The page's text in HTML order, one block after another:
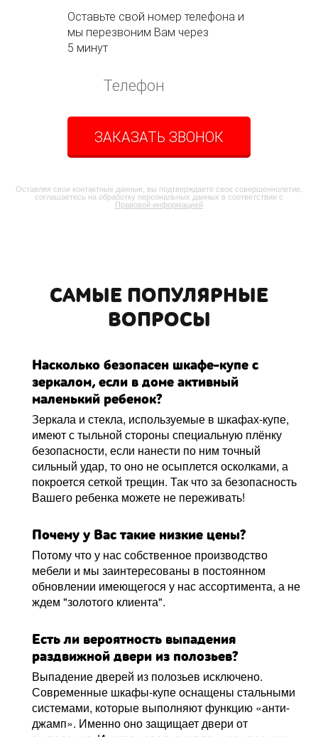
Оставьте свой номер телефона и
мы перезвоним Вам через
5 минут
ЗАКАЗАТЬ ЗВОНОК
Оставляя свои контактные данные, вы подтверждаете свое совершеннолетие,
соглашаетесь на обработку персональных данных в соответствии с
Правовой информацией
САМЫЕ ПОПУЛЯРНЫЕ
ВОПРОСЫ
Насколько безопасен шкафе-купе с
зеркалом, если в доме активный
маленький ребенок?
Зеркала и стекла, используемые в шкафах-купе,
имеют с тыльной стороны специальную плёнку
безопасности, если нанести по ним точный
сильный удар, то оно не осыплется осколками, а
покроется сеткой трещин. Так что за безопасность
Вашего ребенка можете не переживать!
Почему у Вас такие низкие цены?
Потому что у нас собственное производство
мебели и мы заинтересованы в постоянном
обновлении имеющегося у нас ассортимента, а не
ждем "золотого клиента".
Есть ли вероятность выпадения
раздвижной двери из полозьев?
Выпадение дверей из полозьев исключено.
Современные шкафы-купе оснащены стальными
системами, которые выполняют функцию «анти-
джамп». Именно оно защищает двери от